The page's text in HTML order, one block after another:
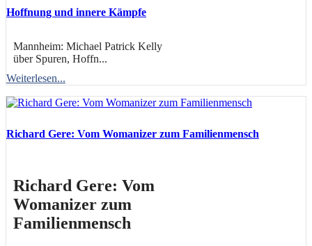
Hoffnung und innere Kämpfe
Mannheim: Michael Patrick Kelly
über Spuren, Hoffn...
Weiterlesen...
Richard Gere: Vom Womanizer zum Familienmensch
Richard Gere: Vom
Womanizer zum
Familienmensch